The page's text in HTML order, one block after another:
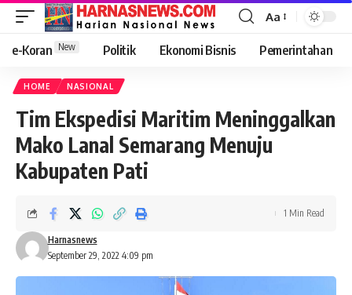
Aa
e-Koran New Politik Ekonomi Bisnis Pemerintahan
HOME NASIONAL
Tim Ekspedisi Maritim Meninggalkan
Mako Lanal Semarang Menuju
Kabupaten Pati
September 29, 2022 4:09 pm
Harnasnews
1 Min Read